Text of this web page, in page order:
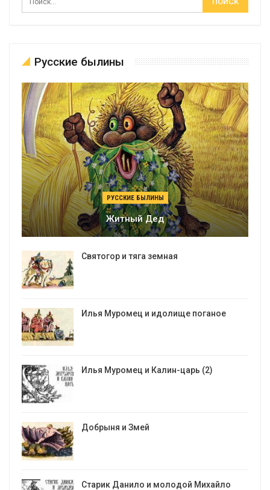
Русские былины
РУССКИЕ БЫЛИНЫ
Житный Дед
Святогор и тяга земная
Илья Муромец и идолище поганое
Илья Муромец и Калин-царь (2)
Добрыня и Змей
Старик Данило и молодой Михайло